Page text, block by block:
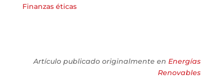
Finanzas éticas
Artículo publicado originalmente enEnergías
Renovables